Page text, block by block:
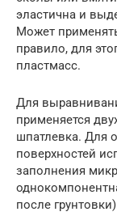
эластична и
Может
правило, для
пластмасс.
Для
применяется
шпатлевка. Для
поверхностей
заполнения
после